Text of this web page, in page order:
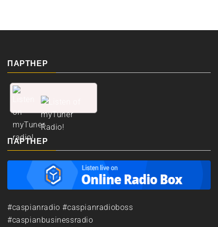
ПАРТНЕР
ПАРТНЕР
#caspianradio #caspianradioboss
#caspianbusinessradio